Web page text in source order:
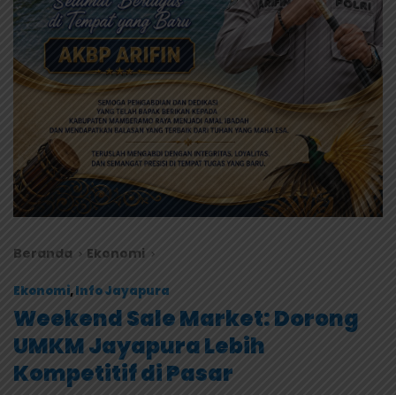
Beranda Ekonomi
Ekonomi,Info Jayapura
Weekend Sale Market: Dorong
UMKM Jayapura Lebih
Kompetitif di Pasar